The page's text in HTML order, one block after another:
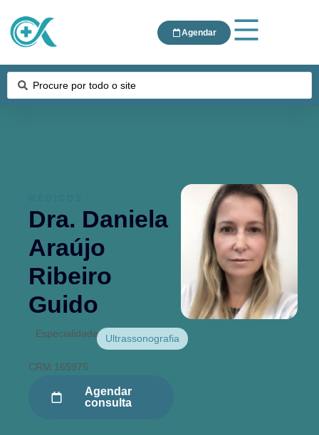
Agendar
Dra. Daniela
Araújo
Ribeiro
Guido
Especialidade(s):Ultrassonografia
CRM 165975
Agendar
consulta